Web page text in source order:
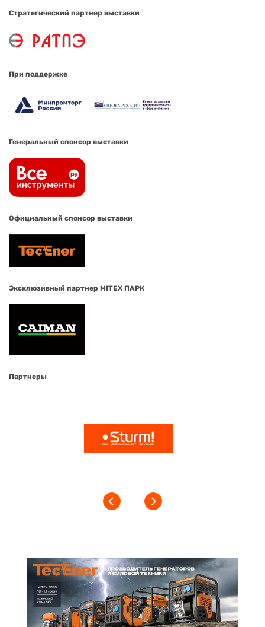
Стратегический партнер выставки
При поддержке
Генеральный спонсор выставки
Официальный спонсор выставки
Эксклюзивный партнер MITEX ПАРК
Партнеры